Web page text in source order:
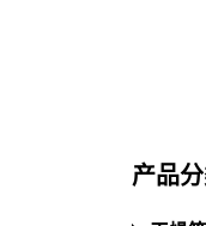
产品